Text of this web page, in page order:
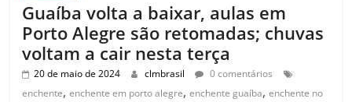
Guaíba volta a baixar, aulas em
Porto Alegre são retomadas; chuvas
voltam a cair nesta terça
20 de maio de 2024 clmbrasil
0 comentários
enchente,enchente em porto alegre,enchente guaíba,enchente no